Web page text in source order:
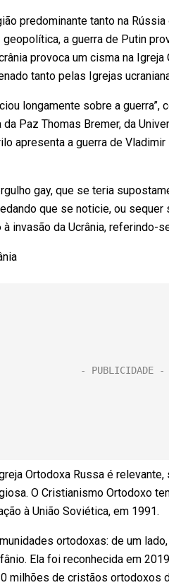
predominante tanto na
a guerra de Putin
provoca um cisma na
tanto pelas Igrejas
longamente sobre a
Paz Thomas Bremer, da
apresenta a guerra de
gay, que se teria
que se noticie, ou
invasão da Ucrânia, referindo-
Ortodoxa Russa é
O Cristianismo Ortodoxo
à União Soviética, em 1991.
ortodoxas: de um
Ela foi reconhecida em
milhões de cristãos ortodoxos